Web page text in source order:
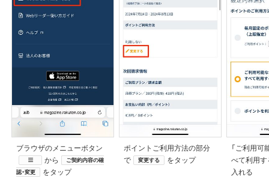
ブラウザのメニューボタン
から
ご契約内容の確
認・変更
をタップ
ポイントご利用方法の部分
で
変更する をタップ
「ご利用可
べて利用す
入れる